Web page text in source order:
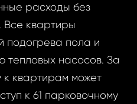
расходы без
квартиры
подогрева пола и
тепловых насосов. За
к квартирам может
к 61 парковочному
ID2071 -
ID2071